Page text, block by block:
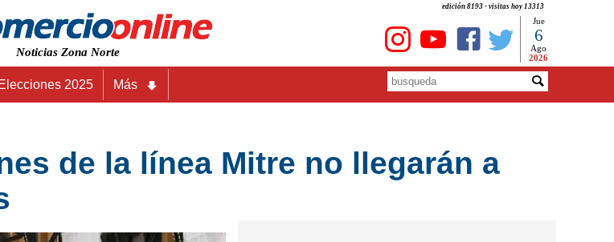
edición 8193 - visitas hoy 13313
Noticias Zona Norte
Jue
6
Ago
2026
Elecciones 2025 Más
de la línea Mitre no llegarán a